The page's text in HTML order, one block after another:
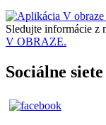
Sledujte informácie z
V OBRAZE.
Sociálne siete